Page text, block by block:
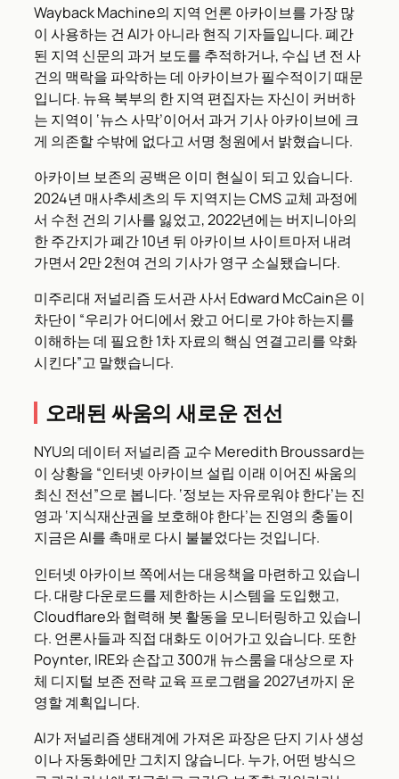
Wayback Machine의 지역 언론 아카이브를 가장 많
이 사용하는 건 AI가 아니라 현직 기자들입니다. 폐간
된 지역 신문의 과거 보도를 추적하거나, 수십 년 전 사
건의 맥락을 파악하는 데 아카이브가 필수적이기 때문
입니다. 뉴욕 북부의 한 지역 편집자는 자신이 커버하
는 지역이 ‘뉴스 사막’이어서 과거 기사 아카이브에 크
게 의존할 수밖에 없다고 서명 청원에서 밝혔습니다.
아카이브 보존의 공백은 이미 현실이 되고 있습니다.
2024년 매사추세츠의 두 지역지는 CMS 교체 과정에
서 수천 건의 기사를 잃었고, 2022년에는 버지니아의
한 주간지가 폐간 10년 뒤 아카이브 사이트마저 내려
가면서 2만 2천여 건의 기사가 영구 소실됐습니다.
미주리대 저널리즘 도서관 사서 Edward McCain은 이
차단이 “우리가 어디에서 왔고 어디로 가야 하는지를
이해하는 데 필요한 1차 자료의 핵심 연결고리를 약화
시킨다”고 말했습니다.
오래된 싸움의 새로운 전선
NYU의 데이터 저널리즘 교수 Meredith Broussard는
이 상황을 “인터넷 아카이브 설립 이래 이어진 싸움의
최신 전선”으로 봅니다. ‘정보는 자유로워야 한다’는 진
영과 ‘지식재산권을 보호해야 한다’는 진영의 충돌이
지금은 AI를 촉매로 다시 불붙었다는 것입니다.
인터넷 아카이브 쪽에서는 대응책을 마련하고 있습니
다. 대량 다운로드를 제한하는 시스템을 도입했고,
Cloudflare와 협력해 봇 활동을 모니터링하고 있습니
다. 언론사들과 직접 대화도 이어가고 있습니다. 또한
Poynter, IRE와 손잡고 300개 뉴스룸을 대상으로 자
체 디지털 보존 전략 교육 프로그램을 2027년까지 운
영할 계획입니다.
AI가 저널리즘 생태계에 가져온 파장은 단지 기사 생성
이나 자동화에만 그치지 않습니다. 누가, 어떤 방식으